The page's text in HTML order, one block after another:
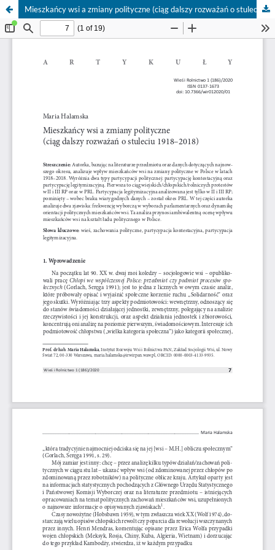
Mieszkańcy wsi a zmiany polityczne (ciąg dalszy rozważań o stuleciu 1918–2018)